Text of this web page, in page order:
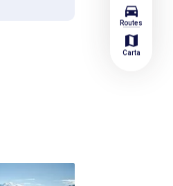
directions_car
Routes
map
Carta